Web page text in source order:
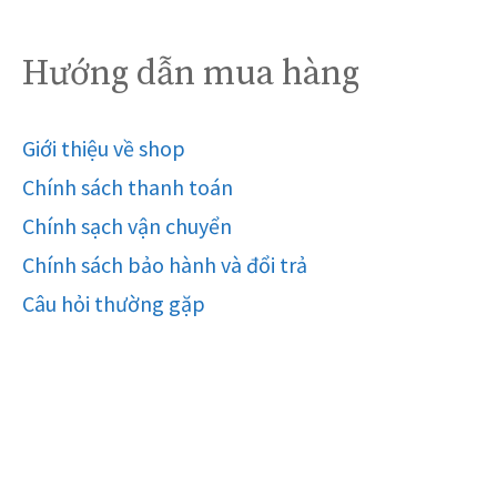
Hướng dẫn mua hàng
Giới thiệu về shop
Chính sách thanh toán
Chính sạch vận chuyển
Chính sách bảo hành và đổi trả
Câu hỏi thường gặp